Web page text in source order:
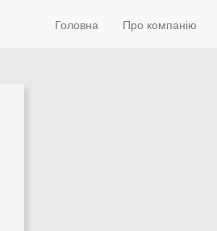
Головна Про компанію